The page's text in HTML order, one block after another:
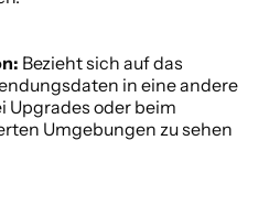
Bezieht sich auf das
in eine andere
Upgrades oder beim
Umgebungen zu sehen